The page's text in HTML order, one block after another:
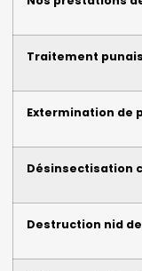
Traitement
Extermination de
Désinsectisation
Destruction nid